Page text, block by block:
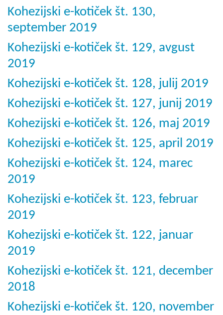
Kohezijski e-kotiček št. 130,
september 2019
Kohezijski e-kotiček št. 129, avgust
2019
Kohezijski e-kotiček št. 128, julij 2019
Kohezijski e-kotiček št. 127, junij 2019
Kohezijski e-kotiček št. 126, maj 2019
Kohezijski e-kotiček št. 125, april 2019
Kohezijski e-kotiček št. 124, marec
2019
Kohezijski e-kotiček št. 123, februar
2019
Kohezijski e-kotiček št. 122, januar
2019
Kohezijski e-kotiček št. 121, december
2018
Kohezijski e-kotiček št. 120, november